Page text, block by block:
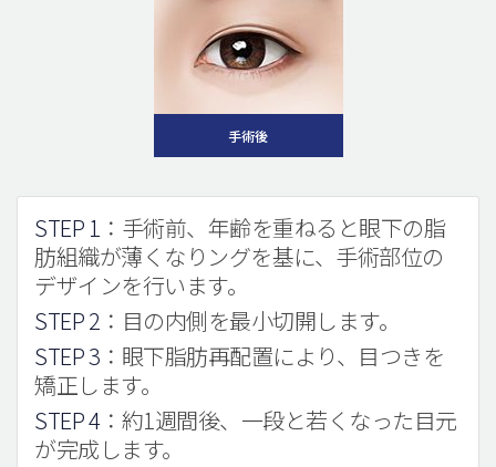
手術後
STEP 1 ：手術前、年齢を重ねると眼下の脂
肪組織が薄くなりングを基に、手術部位の
デザインを行います。
STEP 2 ：目の内側を最小切開します。
STEP 3 ：眼下脂肪再配置により、目つきを
矯正します。
STEP 4：約1週間後、一段と若くなった目元
が完成します。